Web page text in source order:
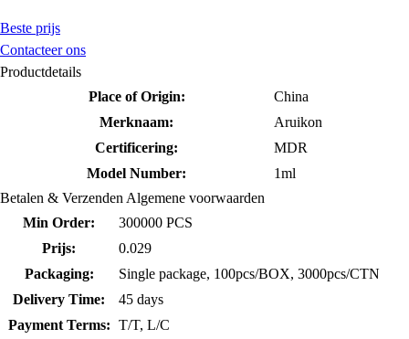
Beste prijs
Contacteer ons
Productdetails
Place of Origin:
China
Merknaam:
Aruikon
Certificering:
MDR
Model Number:
1ml
Betalen & Verzenden Algemene voorwaarden
Min Order:
300000 PCS
Prijs:
0.029
Packaging:
Single package, 100pcs/BOX, 3000pcs/CTN
Delivery Time:
45 days
Payment Terms: T/T, L/C